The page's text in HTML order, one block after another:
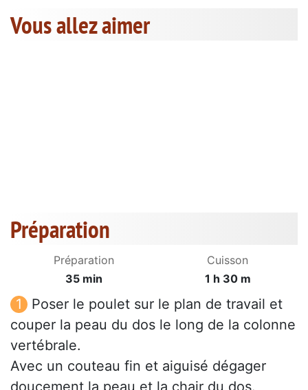
Vous allez aimer
Préparation
Préparation
35 min
Cuisson
1 h 30 m
Poser le poulet sur le plan de travail et
couper la peau du dos le long de la colonne
vertébrale.
Avec un couteau fin et aiguisé dégager